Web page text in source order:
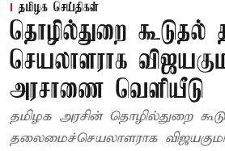
தமிழக செய்திகள்
தொழில்துறை
செயலாளராக
அரசாணை வெளியீடு
தமிழக அரசின் தொழில்துறை
தலைமைச்செயலாளராக